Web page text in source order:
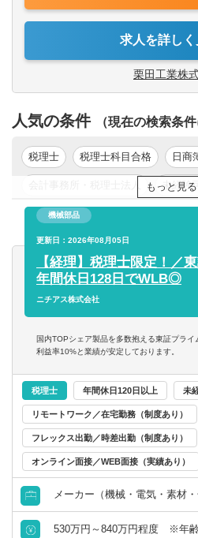
・チーム一丸となり、プロジ
・外部専門家（公認会計士、
活用し、社内利害関係者の合
■尚可
・管理職やチームリーダー経験
・監査法人やコンサルティング
・日商簿記1級・公認会計士・
保持者(または科目合格者)、
ジ経験
■英語使用の状況 (場面/頻度)
業務での英語使用は全業務の4-
メールのいずれも機会がある
度のリージョナル会議で海外
がある
海外出張は年1-3回程度の頻度
の支援や管理を通じて強化し
M&Aなど海外投資案件におけ
施。
・海外事業会社を複数担当し
・内部統制の強化に努めなが
る。
・海外事業会社の経理チーム
開催する。
その後の経理体制整備（PMI）
■やりがい
・クリタグループの会計を担
の会計基盤構築やグループ戦
る。
・グローバルに国内外グルー
とのコミュニケーションをと
トをダイナミックに遂行する
■期待すること
・グループ会計ポリシーの整備
・海外子会社の会計及び内部
ェクト含む業務推進をすること
求人を詳しく
栗田工業株
人気の条件 （現在の検索条件
税理士 税理士科目合格 日商
未経験
年収200万円以上
年収500万円以上 東京都
もっと見る
機械部品
更新日：2026年08月05日
【経理】税理士限定！／
年間休日128日でWLB◎
ニチアス株式会社
国内TOPシェア製品を多数抱える東証プラ
利益率10%と業績が安定しております。
税理士 年間休日120日以上 未
リモートワーク／在宅勤務（制度あり）
フレックス出勤／時差出勤（制度あり）
オンライン面接／WEB面接（実績あり）
メーカー（機械・電気・素材・
530万円～840万円程度 ※年